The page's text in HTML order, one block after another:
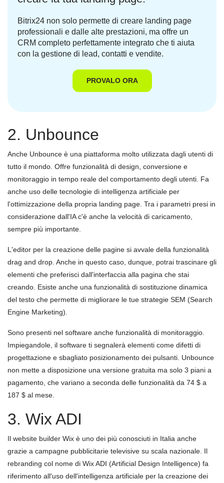
Bitrix24 non solo permette di creare landing page
professionali e dalle alte prestazioni, ma offre un
CRM completo perfettamente integrato che ti aiuta
con la gestione di lead, contatti e vendite.
PROVALO ORA
2. Unbounce
Anche Unbounce è una piattaforma molto utilizzata dagli utenti di
tutto il mondo. Offre funzionalità di design, conversione e
monitoraggio in tempo reale del comportamento degli utenti. Fa
anche uso delle tecnologie di intelligenza artificiale per
l'ottimizzazione della propria landing page. Tra i parametri presi in
considerazione dall'IA c'è anche la velocità di caricamento,
sempre più importante.
L'editor per la creazione delle pagine si avvale della funzionalità
drag and drop. Anche in questo caso, dunque, potrai trascinare gli
elementi che preferisci dall'interfaccia alla pagina che stai
creando. Esiste anche una funzionalità di sostituzione dinamica
del testo che permette di migliorare le tue strategie SEM (Search
Engine Marketing).
Sono presenti nel software anche funzionalità di monitoraggio.
Impiegandole, il software ti segnalerà elementi come difetti di
progettazione e sbagliato posizionamento dei pulsanti. Unbounce
non mette a disposizione una versione gratuita ma solo 3 piani a
pagamento, che variano a seconda delle funzionalità da 74 $ a
187 $ al mese.
3. Wix ADI
Il website builder Wix è uno dei più conosciuti in Italia anche
grazie a campagne pubblicitarie televisive su scala nazionale. Il
rebranding col nome di Wix ADI (Artificial Design Intelligence) fa
riferimento all'uso dell'intelligenza artificiale per la creazione dei